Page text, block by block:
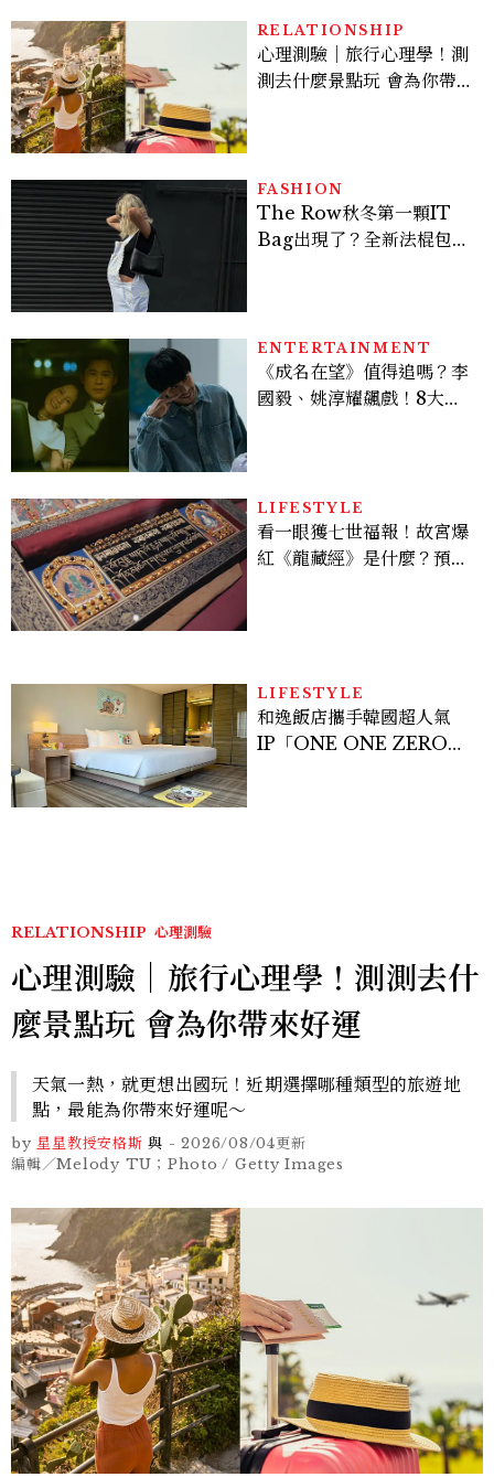
RELATIONSHIP
心理測驗｜旅行心理學！測
測去什麼景點玩 會為你帶來
FASHION
The Row秋冬第一顆IT
Bag出現了？全新法棍包
ENTERTAINMENT
《成名在望》值得追嗎？李
國毅、姚淳耀飆戲！8大看
LIFESTYLE
看一眼獲七世福報！故宮爆
紅《龍藏經》是什麼？預約
LIFESTYLE
和逸飯店攜手韓國超人氣
IP「ONE ONE ZERO
RELATIONSHIP 心理測驗
心理測驗｜旅行心理學！測測去什
麼景點玩 會為你帶來好運
天氣一熱，就更想出國玩！近期選擇哪種類型的旅遊地
點，最能為你帶來好運呢～
by 星星教授安格斯 與 -2026/08/04更新
編輯／Melody TU；Photo / Getty Images